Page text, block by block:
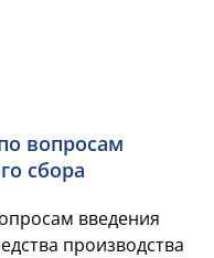
вопросам
сбора
введения
производства